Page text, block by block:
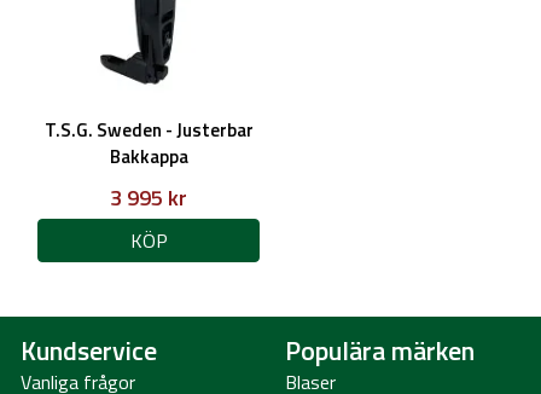
T.S.G. Sweden - Justerbar
Bakkappa
3 995 kr
KÖP
Kundservice
Vanliga frågor
Populära märken
Blaser